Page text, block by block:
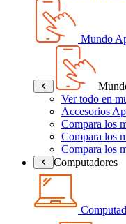
Mundo
Ver todo en
Accesorios
Compara los
Compara los
Compara los
Computadores